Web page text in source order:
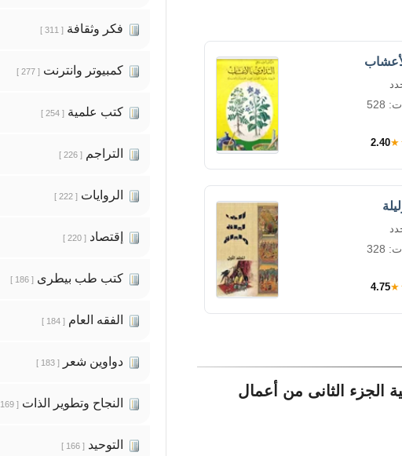
2.40
4.75
الجزء الثانى من أعمال
فكر وثقافة [ 311 ]
كمبيوتر وانترنت [ 277 ]
كتب علمية [ 254 ]
التراجم [ 226 ]
الروايات [ 222 ]
إقتصاد [ 220 ]
كتب طب بيطرى [ 186 ]
الفقه العام [ 184 ]
دواوين شعر [ 183 ]
النجاح وتطوير الذات [ 169 ]
التوحيد [ 166 ]